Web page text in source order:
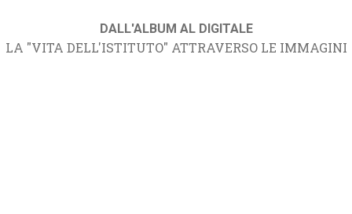
DALL'ALBUM AL DIGITALE
LA "VITA DELL'ISTITUTO" ATTRAVERSO LE IMMAGINI